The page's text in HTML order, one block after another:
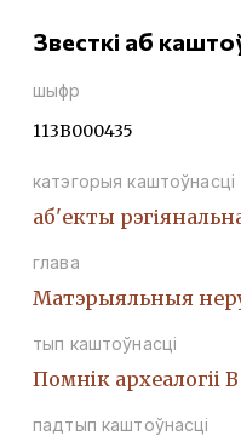
Звесткі аб
шыфр
113В000435
катэгорыя каштоўнасці
аб'екты
глава
Матэрыяльныя
тып каштоўнасці
Помнiк археалогii В
падтып каштоўнасці